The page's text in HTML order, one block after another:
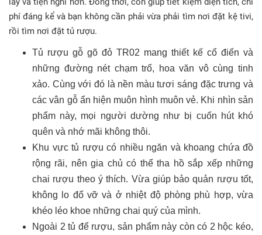
phí đáng kể và bạn không cần phải vừa phải tìm nơi đặt kệ tivi,
rồi tìm nơi đặt tủ rượu.
Tủ rượu gỗ gõ đỏ TR02 mang thiết kế cổ điển và
những đường nét chạm trổ, hoa văn vô cùng tinh
xảo. Cùng với đó là nền màu tươi sáng đặc trưng và
các vân gỗ ẩn hiện muôn hình muôn vẻ. Khi nhìn sản
phẩm này, mọi người dường như bị cuốn hút khó
quên và nhớ mãi không thôi.
Khu vực tủ rượu có nhiều ngăn và khoang chứa đồ
rộng rãi, nên gia chủ có thể tha hồ sắp xếp những
chai rượu theo ý thích. Vừa giúp bảo quản rượu tốt,
không lo đổ vỡ và ở nhiệt độ phòng phù hợp, vừa
khéo léo khoe những chai quý của mình.
Ngoài 2 tủ để rượu, sản phẩm này còn có 2 hộc kéo,